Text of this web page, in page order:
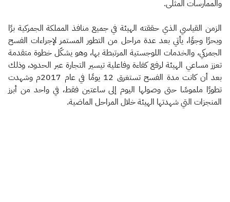
والممارسات المثلى.
الزمن القياسي الذي حققته الهيئة في جميع منافذ المملكة الجمركية برًا
وبحرًا وجوًا، يأتي بعد عدة مراحل من التطور المستمر لإجراءات الفسح
الجمركي، والخدمات اللوجستية المرتبطة بها، وهو يشكّل خطوة متقدمة
تعزز مساعي الهيئة لرفع كفاءة وفاعلية تيسير التجارة عبر الحدود، وذلك
بعد أن كانت مدة الفسح تستغرق 12 يومًا في عام 2017م وشهدت
تطورًا ملموسًا حتى وصولها اليوم إلى ساعتين فقط، في واحد من أبرز
المنجزات التي شهدتها الهيئة خلال المراحل الماضية.